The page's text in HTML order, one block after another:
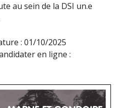
au sein de la DSI un.e
: 01/10/2025
en ligne :